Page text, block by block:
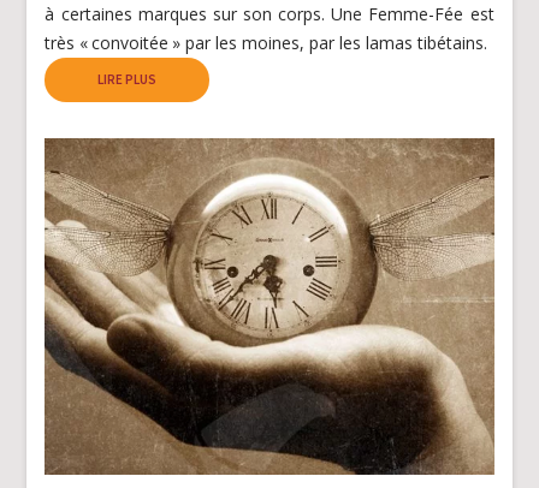
à certaines marques sur son corps. Une Femme-Fée est
très « convoitée » par les moines, par les lamas tibétains.
LIRE PLUS